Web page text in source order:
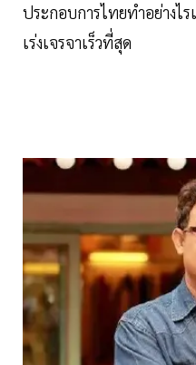
ประกอบการไทยทำอย่างไ
เร่งเจรจาเร็วที่สุด